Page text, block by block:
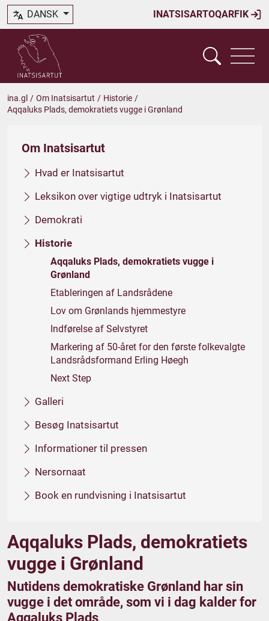
INATSISARTOQARFIK
DANSK
ina.gl / Om Inatsisartut / Historie /
Aqqaluks Plads, demokratiets vugge i Grønland
Om Inatsisartut
Hvad er Inatsisartut
Leksikon over vigtige udtryk i Inatsisartut
Demokrati
Historie
Aqqaluks Plads, demokratiets vugge i
Grønland
Etableringen af Landsrådene
Lov om Grønlands hjemmestyre
Indførelse af Selvstyret
Markering af 50-året for den første folkevalgte
Landsrådsformand Erling Høegh
Next Step
Galleri
Besøg Inatsisartut
Informationer til pressen
Nersornaat
Book en rundvisning i Inatsisartut
Aqqaluks Plads, demokratiets
vugge i Grønland
Nutidens demokratiske Grønland har sin
vugge i det område, som vi i dag kalder for
Aqqaluks Plads